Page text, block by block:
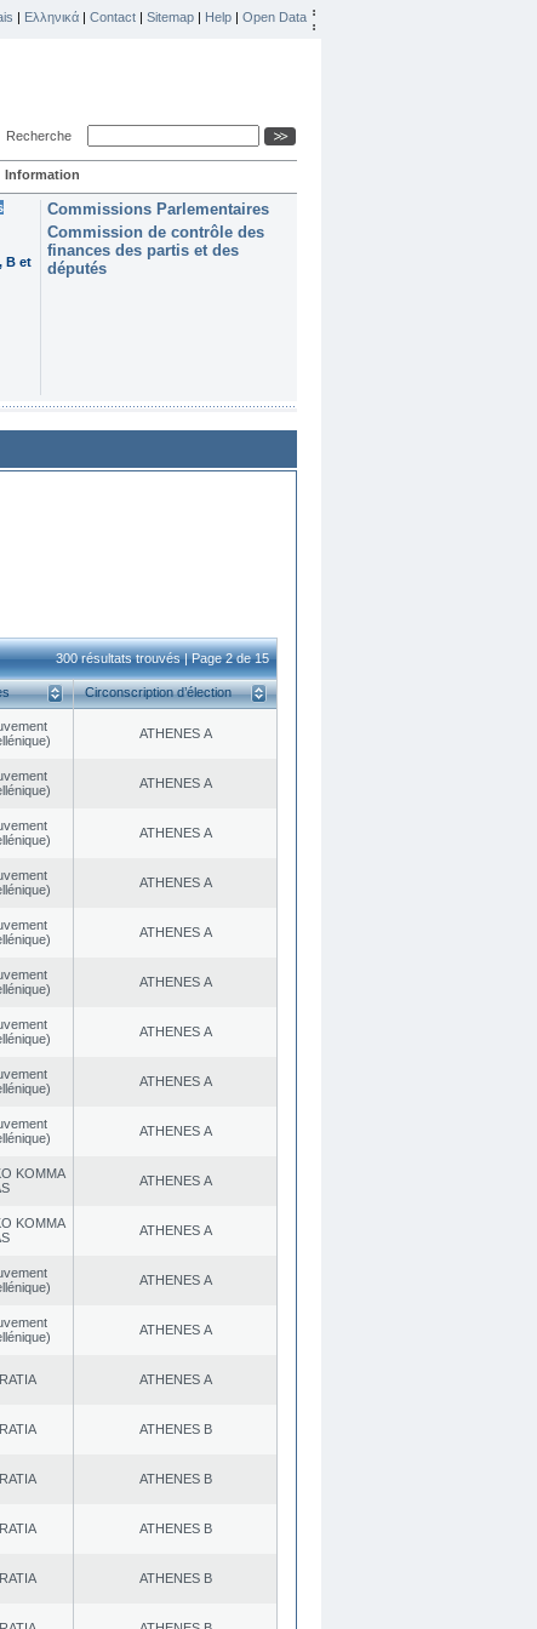
| Ελληνικά | Contact | Sitemap | Help | Open Data
Recherche
Information
B et
Commissions Parlementaires
Commission de contrôle des
finances des partis et des
députés
300 résultats trouvés | Page 2 de 15
Circonscription d’élection
ATHENES Α
ATHENES Α
ATHENES Α
ATHENES Α
ATHENES Α
ATHENES Α
ATHENES Α
ATHENES Α
ATHENES Α
KOMMA
ATHENES Α
KOMMA
ATHENES Α
ATHENES Α
ATHENES Α
ATHENES Α
ATHENES Β
ATHENES Β
ATHENES Β
ATHENES Β